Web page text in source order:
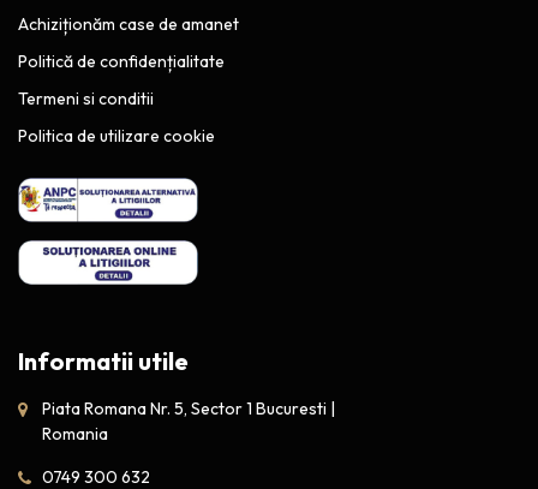
Achiziționăm case de amanet
Politică de confidențialitate
Termeni si conditii
Politica de utilizare cookie
Informatii utile
Piata Romana Nr. 5, Sector 1 Bucuresti |
Romania
0749 300 632